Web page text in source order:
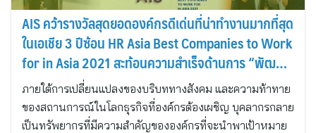
AIS คว้ารางวัลสุดยอดองค์กรดีเด่นที่น่าทำงานมากที่สุด
ในเอเชีย 3 ปีซ้อน HR Asia Best Companies to Work
for in Asia 2021 สะท้อนความสำเร็จด้านการ “พัฒนา
บุคลากร”
ภายใต้การเปลี่ยนแปลงของบริบททางสังคม และความท้าทาย
ของสถานการณ์ในโลกธุรกิจที่องค์กรต้องเผชิญ บุคลากรกลาย
เป็นทรัพยากรที่มีความสำคัญขององค์กรที่จะนำพาเป้าหมาย